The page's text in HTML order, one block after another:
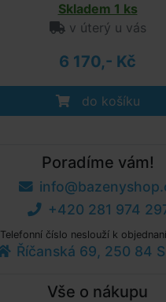
Skladem 1 ks
v úterý u vás
6 170,- Kč
do košíku
Poradíme vám!
+420 281 974
Telefonní číslo neslouží k
Říčanská 69, 250 84
Vše o nákupu